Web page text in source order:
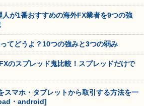
が1番おすすめの海外FX業者を9つの強
てどうよ？10つの強みと3つの弱み
のスプレッド鬼比較！スプレッドだけで
スマホ・タブレットから取引する方法を一
・android]